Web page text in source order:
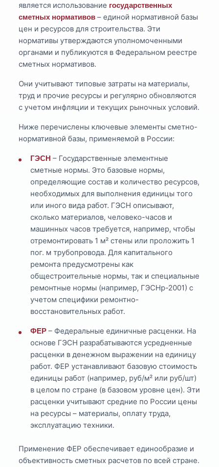
является использование государственных
сметных нормативов – единой нормативной базы
цен и ресурсов для строительства. Эти
нормативы утверждаются уполномоченными
органами и публикуются в Федеральном реестре
сметных нормативов.
Они учитывают типовые затраты на материалы,
труд и прочие ресурсы и регулярно обновляются
с учетом инфляции и текущих рыночных условий.
Ниже перечислены ключевые элементы сметно-
нормативной базы, применяемой в России:
ГЭСН – Государственные элементные
сметные нормы. Это базовые нормы,
определяющие состав и количество ресурсов,
необходимых для выполнения единицы того
или иного вида работ. ГЭСН описывают,
сколько материалов, человеко-часов и
машинных часов требуется, например, чтобы
отремонтировать 1 м² стены или проложить 1
пог. м трубопровода. Для капитального
ремонта предусмотрены как
общестроительные нормы, так и специальные
ремонтные нормы (например, ГЭСНр-2001) с
учетом специфики ремонтно-
восстановительных работ.
ФЕР – Федеральные единичные расценки. На
основе ГЭСН разрабатываются усредненные
расценки в денежном выражении на единицу
работ. ФЕР устанавливают базовую стоимость
единицы работ (например, руб/м² или руб/шт)
в целом по стране (в базовом уровне цен). Эти
расценки учитывают средние по России цены
на ресурсы – материалы, оплату труда,
эксплуатацию техники.
Применение ФЕР обеспечивает единообразие и
объективность сметных расчетов по всей стране.